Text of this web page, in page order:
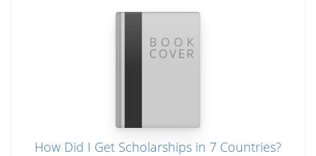
How Did I Get Scholarships in 7 Countries?